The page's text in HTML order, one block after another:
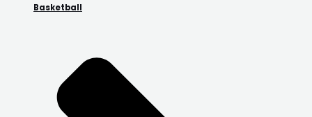
Basketball